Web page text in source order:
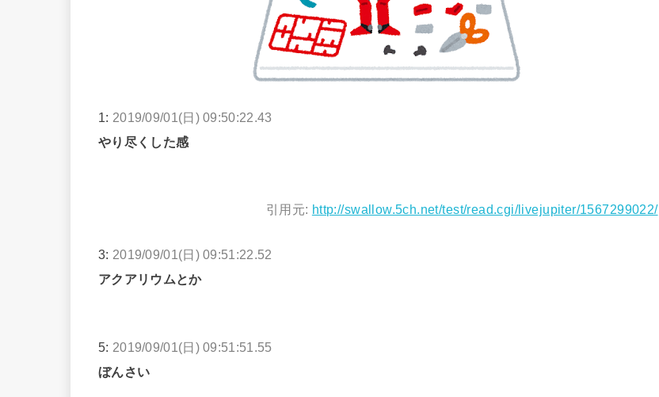
1: 2019/09/01(日) 09:50:22.43
やり尽くした感
引用元: http://swallow.5ch.net/test/read.cgi/livejupiter/1567299022/
3: 2019/09/01(日) 09:51:22.52
アクアリウムとか
5: 2019/09/01(日) 09:51:51.55
ぼんさい